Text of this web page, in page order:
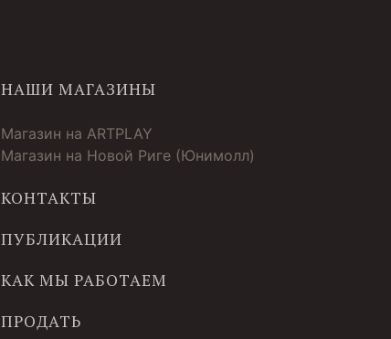
НАШИ МАГАЗИНЫ
Магазин на ARTPLAY
Магазин на Новой Риге (Юнимолл)
КОНТАКТЫ
ПУБЛИКАЦИИ
КАК МЫ РАБОТАЕМ
ПРОДАТЬ